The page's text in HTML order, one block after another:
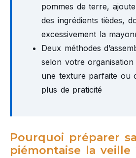
pommes de terre,
des ingrédients tièdes,
excessivement la
Deux méthodes
selon votre
une texture parfaite ou
plus de praticité
Pourquoi préparer sa
piémontaise la veille